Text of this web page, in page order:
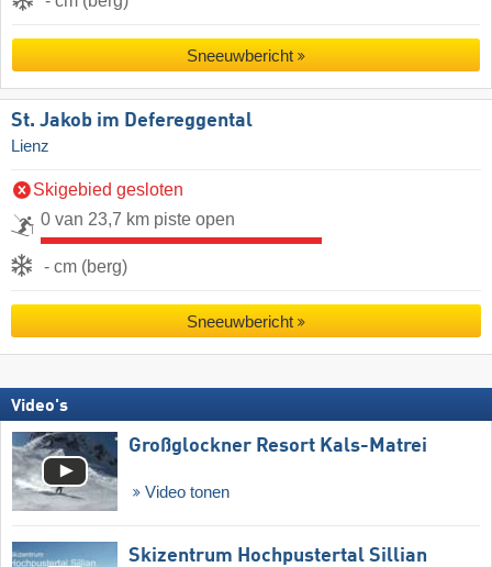
Sneeuwbericht
St. Jakob im Defereggental
Lienz
Skigebied gesloten
0 van 23,7 km piste open
- cm (berg)
Sneeuwbericht
Video's
Großglockner Resort Kals-Matrei
Video tonen
Skizentrum Hochpustertal Sillian